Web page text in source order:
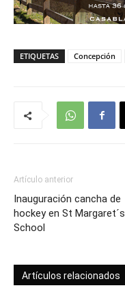
ETIQUETAS Concepción
Artículo anterior
Inauguración cancha de
hockey en St Margaret´s
School
Artículos relacionados